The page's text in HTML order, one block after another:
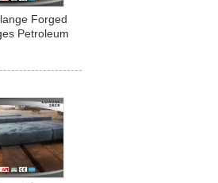
Forged
Petroleum